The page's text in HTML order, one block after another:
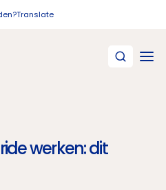
Translate
werken: dit